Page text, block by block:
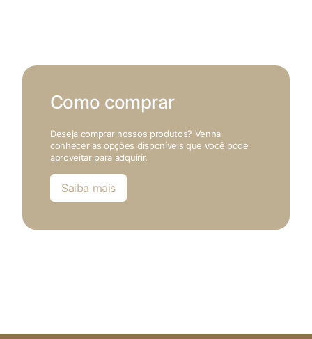
Como comprar
Deseja comprar nossos produtos? Venha
conhecer as opções disponíveis que você pode
aproveitar para adquirir.
Saiba mais